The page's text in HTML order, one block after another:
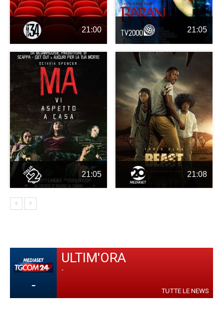
21:00 21:05
21:05 21:08
-
ULTIM'ORA
-
TUTTE LE NEWS